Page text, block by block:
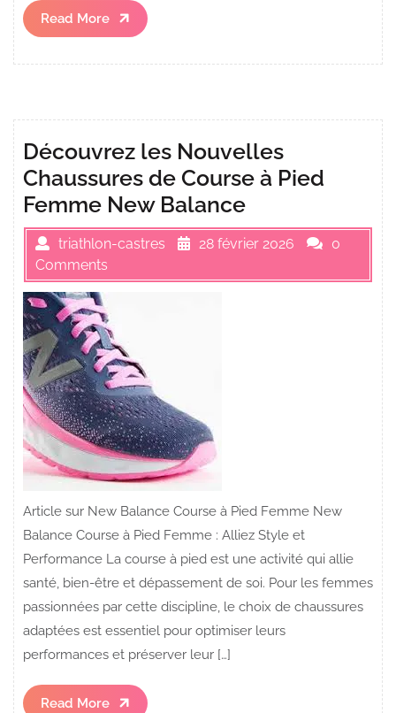
Read More
Read
More
Découvrez les Nouvelles
Chaussures de Course à Pied
Femme New Balance
triathlon-castres 28 février 2026
0
Comments
Article sur New Balance Course à Pied Femme New
Balance Course à Pied Femme : Alliez Style et
Performance La course à pied est une activité qui allie
santé, bien-être et dépassement de soi. Pour les femmes
passionnées par cette discipline, le choix de chaussures
adaptées est essentiel pour optimiser leurs
performances et préserver leur […]
Read More
Read